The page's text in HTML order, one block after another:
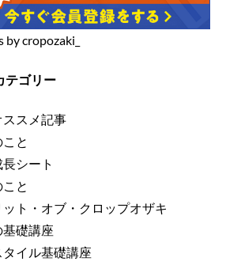
by cropozaki_
テゴリー
ススメ記事
と
シート
と
ット・オブ・クロップオザキ
礎講座
タイル基礎講座